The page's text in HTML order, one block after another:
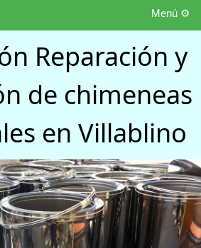
Menú ⚙️
Reparación y
de chimeneas
en Villablino